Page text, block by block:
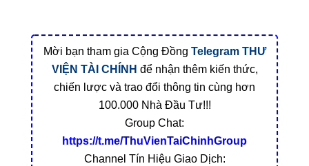
Mời bạn tham gia Cộng Đồng Telegram THƯ
VIỆN TÀI CHÍNH để nhận thêm kiến thức,
chiến lược và trao đổi thông tin cùng hơn
100.000 Nhà Đầu Tư!!!
Group Chat:
https://t.me/ThuVienTaiChinhGroup
Channel Tín Hiệu Giao Dịch: